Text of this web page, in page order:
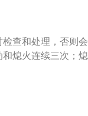
查并检修。
换质量更好的燃
查和处理，否则会
熄火连续三次；熄
；使用故障检测仪
不良；进气问题。